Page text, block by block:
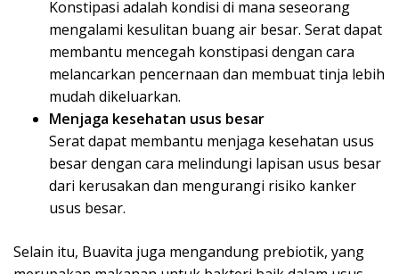
Konstipasi adalah kondisi di mana seseorang
mengalami kesulitan buang air besar. Serat dapat
membantu mencegah konstipasi dengan cara
melancarkan pencernaan dan membuat tinja lebih
mudah dikeluarkan.
Menjaga kesehatan usus besar
Serat dapat membantu menjaga kesehatan usus
besar dengan cara melindungi lapisan usus besar
dari kerusakan dan mengurangi risiko kanker
usus besar.
Selain itu, Buavita juga mengandung prebiotik, yang